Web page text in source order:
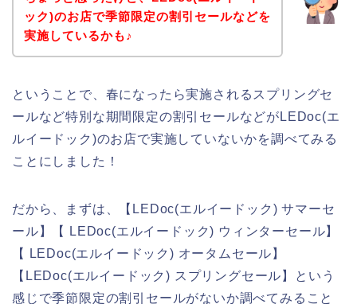
ック)のお店で季節限定の割引セールなどを
実施しているかも♪
ということで、春になったら実施されるスプリングセ
ールなど特別な期間限定の割引セールなどがLEDoc(エ
ルイードック)のお店で実施していないかを調べてみる
ことにしました！
だから、まずは、【LEDoc(エルイードック) サマーセ
ール】【 LEDoc(エルイードック) ウィンターセール】
【 LEDoc(エルイードック) オータムセール】
【LEDoc(エルイードック) スプリングセール】という
感じで季節限定の割引セールがないか調べてみること